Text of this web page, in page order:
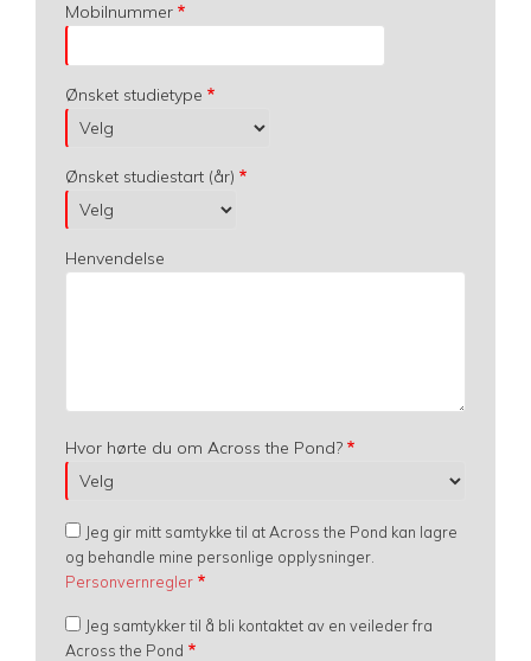
Mobilnummer
Ønsket studietype
Ønsket studiestart (år)
Henvendelse
Hvor hørte du om Across the Pond?
Jeg gir mitt samtykke til at Across the Pond kan lagre
og behandle mine personlige opplysninger.
Personvernregler
Jeg samtykker til å bli kontaktet av en veileder fra
Across the Pond